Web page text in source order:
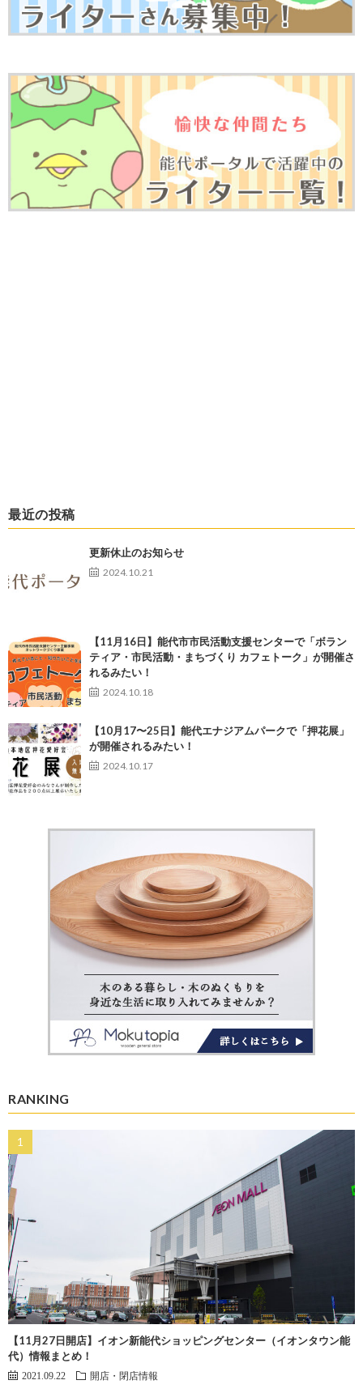
最近の投稿
更新休止のお知らせ
2024.10.21
【11月16日】能代市市民活動支援センターで「ボラン
ティア・市民活動・まちづくり カフェトーク」が開催さ
れるみたい！
2024.10.18
【10月17〜25日】能代エナジアムパークで「押花展」
が開催されるみたい！
2024.10.17
RANKING
【11月27日開店】イオン新能代ショッピングセンター（イオンタウン能
代）情報まとめ！
2021.09.22 開店・閉店情報